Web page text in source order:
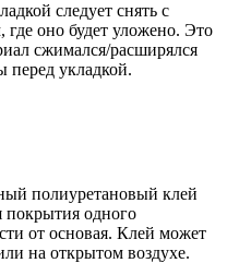
следует снять с
оно будет уложено. Это
сжимался/расширялся
перед укладкой.
полиуретановый клей
покрытия одного
от основая. Клей может
на открытом воздухе.